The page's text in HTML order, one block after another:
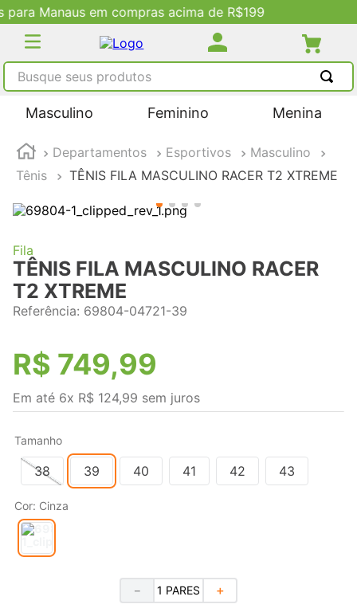
Descontos Exclusivos no Site
Busque seus produtos
Masculino Feminino Menina
Departamentos Esportivos
Masculino
Tênis
TÊNIS FILA MASCULINO RACER T2 XTREME
Fila
TÊNIS FILA MASCULINO RACER
T2 XTREME
Referência: 69804-04721-39
R$ 749,99
Em até 6x R$ 124,99 sem juros
Tamanho
38 39 40 41 42 43
Cor: Cinza
＋
－
TERMOS MAIS BUSCADOS
2
tenis feminino
4º
adidas